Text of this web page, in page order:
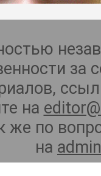
на
же по
на